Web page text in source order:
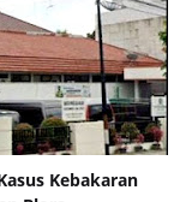
Kebakaran